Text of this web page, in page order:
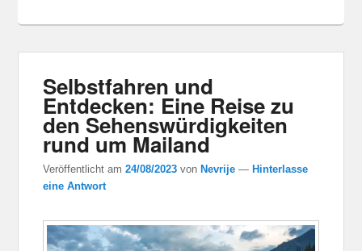
Selbstfahren und
Entdecken: Eine Reise zu
den Sehenswürdigkeiten
rund um Mailand
Veröffentlicht am24/08/2023 von Nevrije — Hinterlasse
eine Antwort